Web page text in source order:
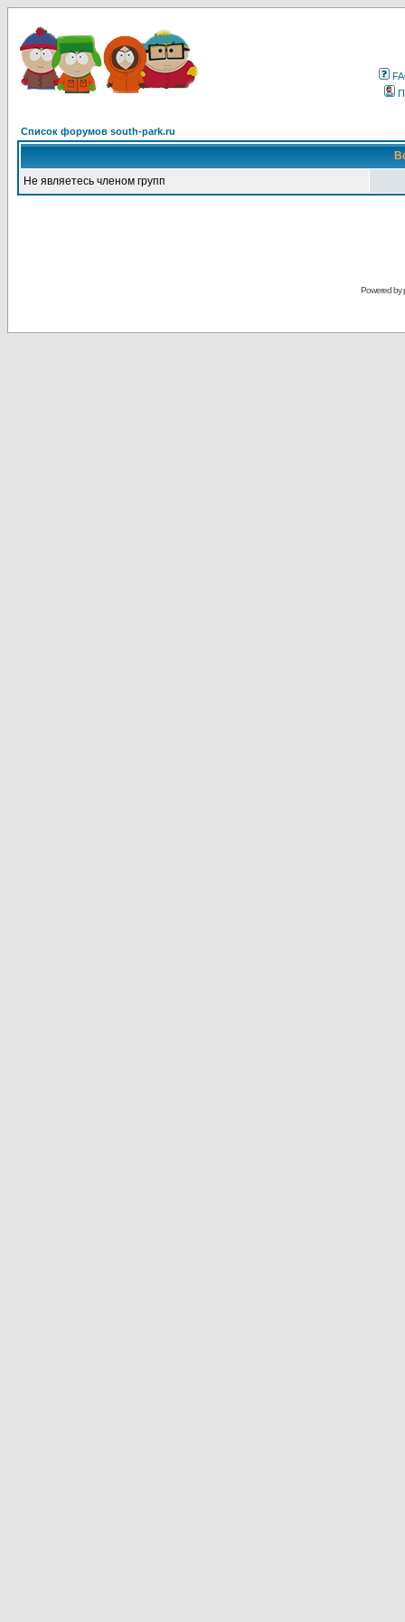
Список форумов south-park.ru
Не являетесь членом групп
Powered by